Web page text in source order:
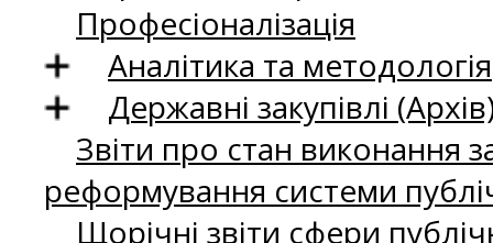
Професіоналізація
Аналітика та методологія
Державні закупівлі
Звіти про стан виконання
реформування системи
Щорічні звіти сфери